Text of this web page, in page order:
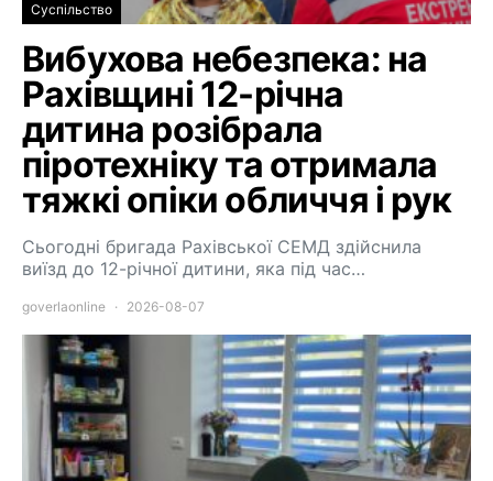
Суспільство
Вибухова небезпека: на
Рахівщині 12-річна
дитина розібрала
піротехніку та отримала
тяжкі опіки обличчя і рук
Сьогодні бригада Рахівської СЕМД здійснила
виїзд до 12-річної дитини, яка під час…
goverlaonline 2026-08-07